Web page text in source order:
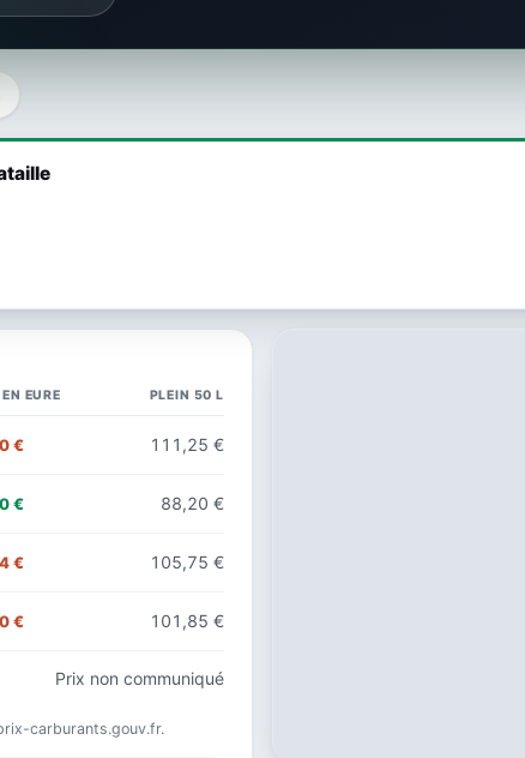
EURE PLEIN 50 L
€ 111,25 €
€ 88,20 €
€ 105,75 €
€ 101,85 €
Prix non communiqué
carburants.gouv.fr.